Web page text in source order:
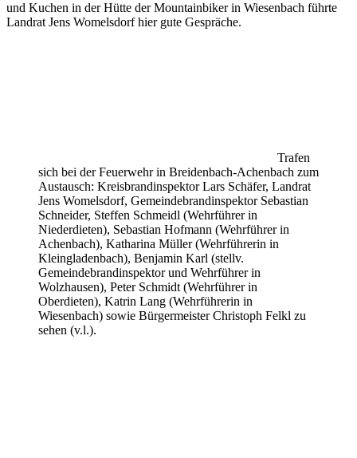
und Kuchen in der Hütte der Mountainbiker in Wiesenbach führte
Landrat Jens Womelsdorf hier gute Gespräche.
Trafen
sich bei der Feuerwehr in Breidenbach-Achenbach zum
Austausch: Kreisbrandinspektor Lars Schäfer, Landrat
Jens Womelsdorf, Gemeindebrandinspektor Sebastian
Schneider, Steffen Schmeidl (Wehrführer in
Niederdieten), Sebastian Hofmann (Wehrführer in
Achenbach), Katharina Müller (Wehrführerin in
Kleingladenbach), Benjamin Karl (stellv.
Gemeindebrandinspektor und Wehrführer in
Wolzhausen), Peter Schmidt (Wehrführer in
Oberdieten), Katrin Lang (Wehrführerin in
Wiesenbach) sowie Bürgermeister Christoph Felkl zu
sehen (v.l.).